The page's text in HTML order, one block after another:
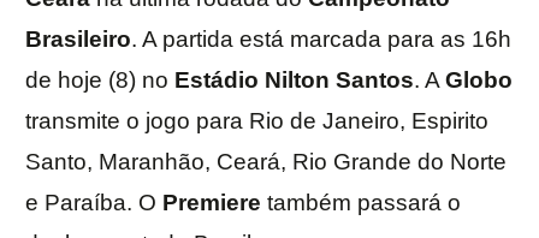
Brasileiro. A partida está marcada para as 16h
de hoje (8) no Estádio Nilton Santos. AGlobo
transmite o jogo para Rio de Janeiro, Espirito
Santo, Maranhão, Ceará, Rio Grande do Norte
e Paraíba. O Premiere também passará o